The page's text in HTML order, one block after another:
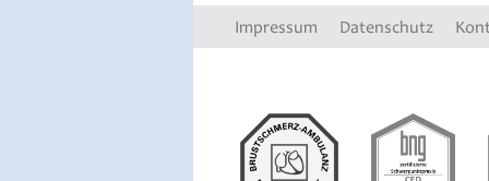
Impressum Datenschutz